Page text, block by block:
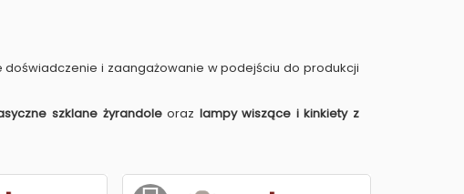
doświadczenie i zaangażowanie w podejściu do produkcji
szklane żyrandoleoraz lampy wiszące i kinkiety z